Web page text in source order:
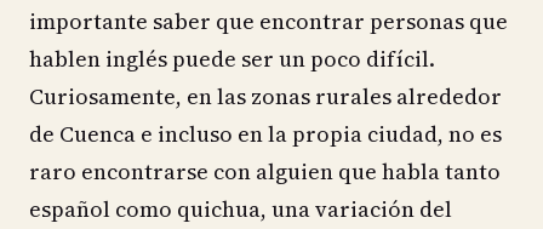
importante saber que encontrar personas que
hablen inglés puede ser un poco difícil.
Curiosamente, en las zonas rurales alrededor
de Cuenca e incluso en la propia ciudad, no es
raro encontrarse con alguien que habla tanto
español como quichua, una variación del